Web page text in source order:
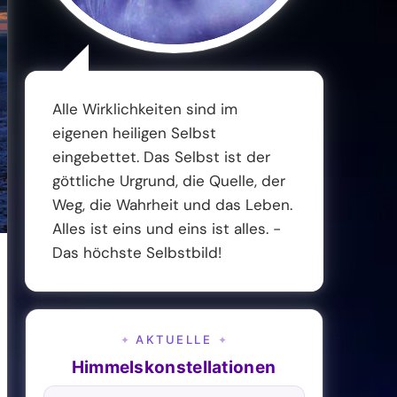
Alle Wirklichkeiten sind im
eigenen heiligen Selbst
eingebettet. Das Selbst ist der
göttliche Urgrund, die Quelle, der
Weg, die Wahrheit und das Leben.
Alles ist eins und eins ist alles. -
Das höchste Selbstbild!
✦ AKTUELLE ✦
Himmelskonstellationen